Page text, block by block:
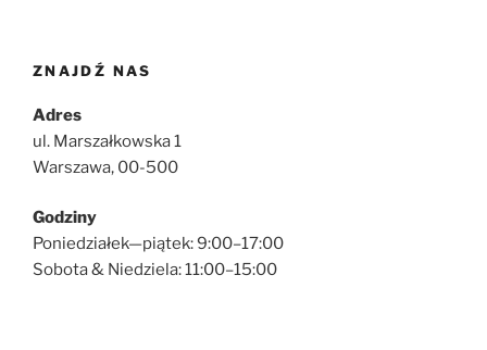
ZNAJDŹ NAS
Adres
ul. Marszałkowska 1
Warszawa, 00-500
Godziny
Poniedziałek—piątek: 9:00–17:00
Sobota & Niedziela: 11:00–15:00